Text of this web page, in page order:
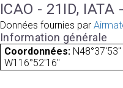
ICAO - 21ID, IATA -
Données fournies par
Information générale
Coordonnées: N48°37'53"
W116°52'16"